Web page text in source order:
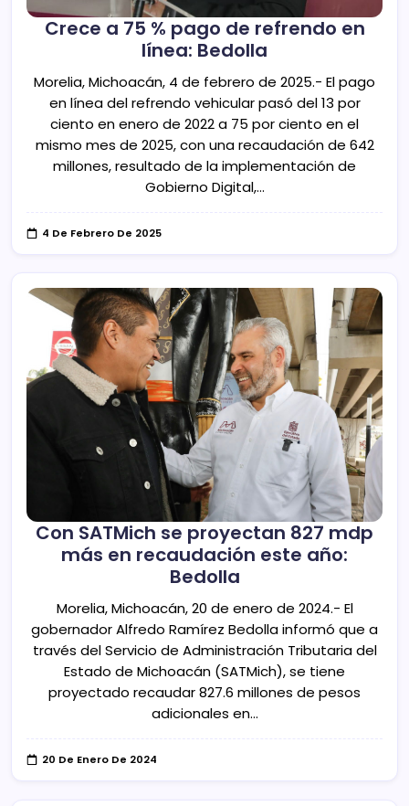
Crece a 75 % pago de refrendo en
línea: Bedolla
Morelia, Michoacán, 4 de febrero de 2025.- El pago
en línea del refrendo vehicular pasó del 13 por
ciento en enero de 2022 a 75 por ciento en el
mismo mes de 2025, con una recaudación de 642
millones, resultado de la implementación de
Gobierno Digital,…
4 De Febrero De 2025
Con SATMich se proyectan 827 mdp
más en recaudación este año:
Bedolla
Morelia, Michoacán, 20 de enero de 2024.- El
gobernador Alfredo Ramírez Bedolla informó que a
través del Servicio de Administración Tributaria del
Estado de Michoacán (SATMich), se tiene
proyectado recaudar 827.6 millones de pesos
adicionales en…
20 De Enero De 2024